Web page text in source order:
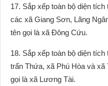
17. Sắp xếp toàn bộ diện
các xã Giang Sơn, Lãng
tên gọi là xã Đông Cứu.
18. Sắp xếp toàn bộ diện
trấn Thứa, xã Phú Hòa và
gọi là xã Lương Tài.